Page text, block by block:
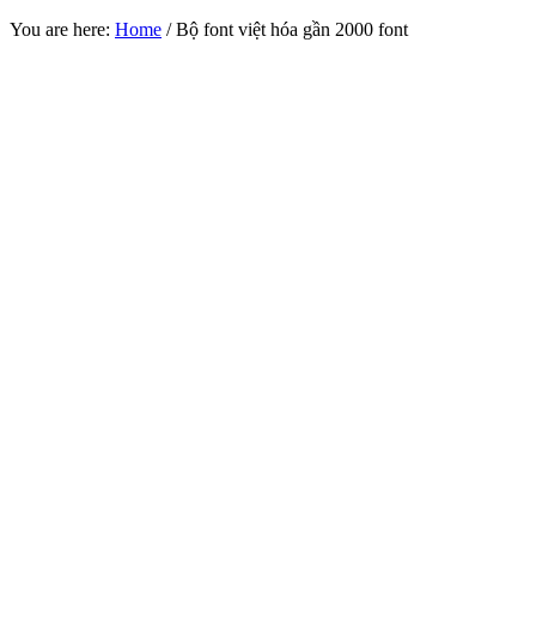
You are here: Home /Bộ font việt hóa gần 2000 font